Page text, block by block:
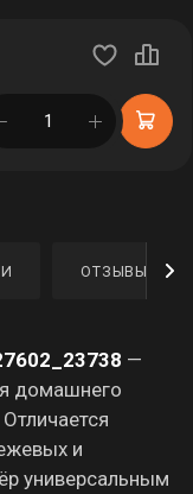
в корзине
ОТЗЫВЫ
—
домашнего
и
универсальным